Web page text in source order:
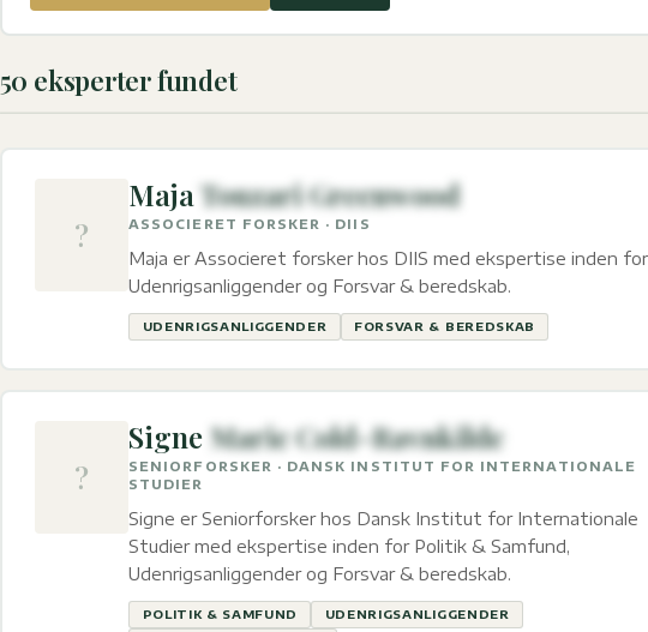
50 eksperter fundet
?
MajaTouzari Greenwood
ASSOCIERET FORSKER · DIIS
Maja er Associeret forsker hos DIIS med ekspertise inden for
Udenrigsanliggender og Forsvar & beredskab.
UDENRIGSANLIGGENDER FORSVAR & BEREDSKAB
?
SigneMarie Cold-Ravnkilde
SENIORFORSKER · DANSK INSTITUT FOR INTERNATIONALE
STUDIER
Signe er Seniorforsker hos Dansk Institut for Internationale
Studier med ekspertise inden for Politik & Samfund,
Udenrigsanliggender og Forsvar & beredskab.
POLITIK & SAMFUND
UDENRIGSANLIGGENDER